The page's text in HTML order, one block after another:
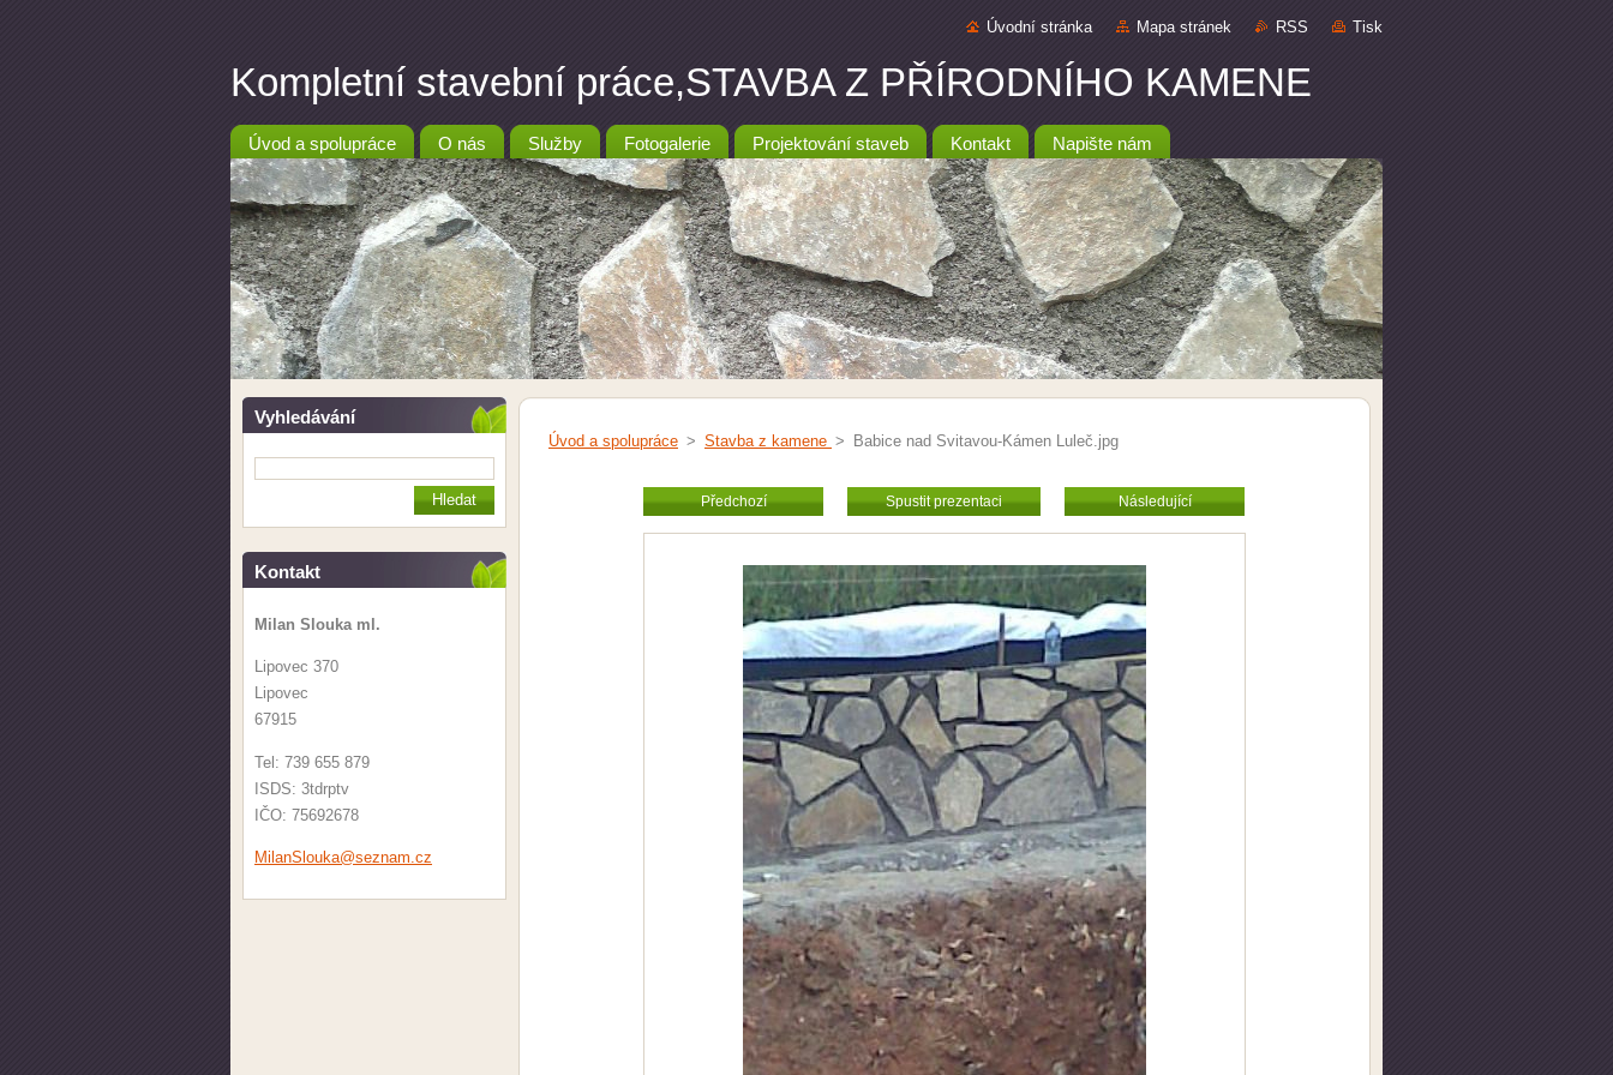
Úvodní stránka Mapa stránek RSS Tisk
Kompletní stavební práce,STAVBA Z PŘÍRODNÍHO KAMENE
Úvod a spolupráce O nás Služby Fotogalerie Projektování staveb Kontakt Napište nám
Vyhledávání
Kontakt
Milan Slouka ml.
Lipovec 370
Lipovec
67915
Tel: 739 655 879
ISDS: 3tdrptv
IČO: 75692678
MilanSlouka@seznam.cz
Úvod a spolupráce > Stavba z kamene > Babice nad Svitavou-Kámen Luleč.jpg
Předchozí Spustit prezentaci Následující